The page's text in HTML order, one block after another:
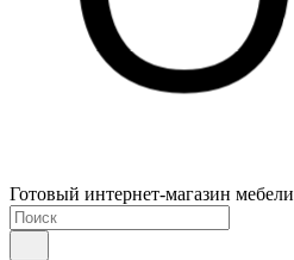
Готовый интернет-магазин мебели